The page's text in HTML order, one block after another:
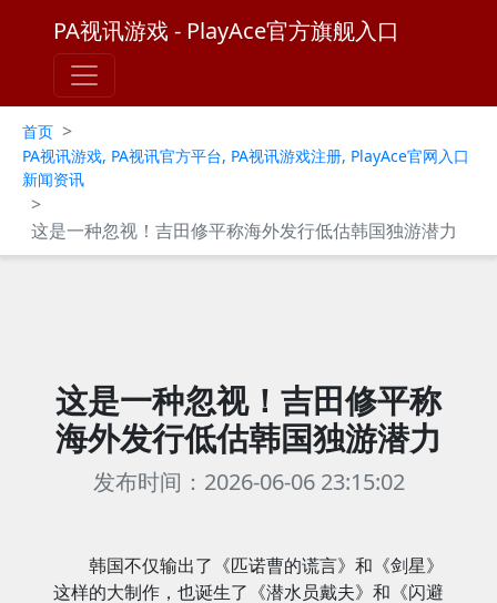
PA视讯游戏 - PlayAce官方旗舰入口
首页 >
PA视讯游戏, PA视讯官方平台, PA视讯游戏注册, PlayAce官网入口
新闻资讯
>
这是一种忽视！吉田修平称海外发行低估韩国独游潜力
这是一种忽视！吉田修平称
海外发行低估韩国独游潜力
发布时间：2026-06-06 23:15:02
韩国不仅输出了《匹诺曹的谎言》和《剑星》
这样的大制作，也诞生了《潜水员戴夫》和《闪避